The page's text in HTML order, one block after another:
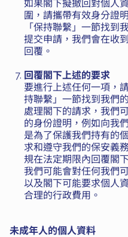
如果閣下擬撤回對個人
圍，請攜帶有效身分證
「保持聯繫」一節找到
提交申請，我們會在收
回覆。
回覆閣下上述的要求
要進行上述任何一項，
持聯繫」一節找到我們
處理閣下的請求，我們
的身份證明，例如向我
是為了保護我們持有的
求和遵守我們的保安義
規在法定期限內回覆閣
我們可能會對任何我們
以及閣下可能要求個人
合理的行政費用。
未成年人的個人資料